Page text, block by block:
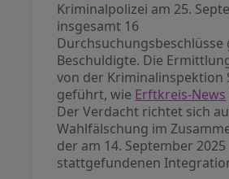
Kriminalpolizei am 25.
insgesamt 16
Durchsuchungsbeschlüsse
Beschuldigte. Die
von der Kriminalinspektion
geführt, wie Erftkreis-News
Der Verdacht richtet sich
Wahlfälschung im
der am 14. September 2025
stattgefundenen